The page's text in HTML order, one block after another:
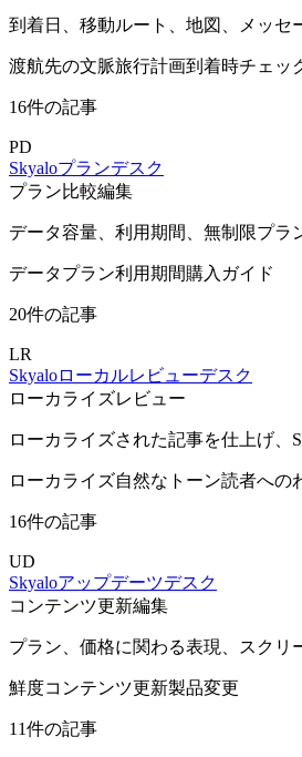
到着日、移動ルート、地図、メッセ
渡航先の文脈旅行計画到着時チェッ
16件の記事
PD
Skyaloプランデスク
プラン比較編集
データ容量、利用期間、無制限プラ
データプラン利用期間購入ガイド
20件の記事
LR
Skyaloローカルレビューデスク
ローカライズレビュー
ローカライズされた記事を仕上げ、
ローカライズ自然なトーン読者への
16件の記事
UD
Skyaloアップデーツデスク
コンテンツ更新編集
プラン、価格に関わる表現、スクリ
鮮度コンテンツ更新製品変更
11件の記事